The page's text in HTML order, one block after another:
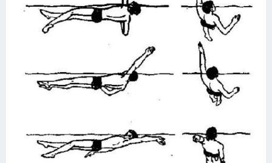
Баскетбол
Хоккей
Конькобежный спорт